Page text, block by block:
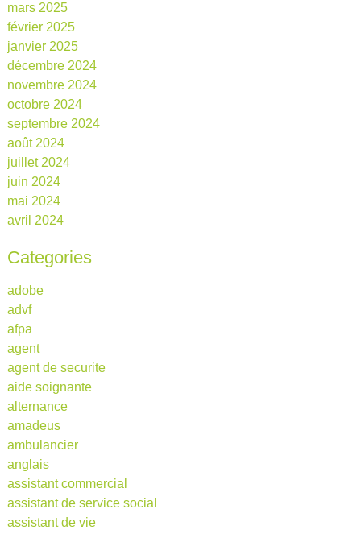
mars 2025
février 2025
janvier 2025
décembre 2024
novembre 2024
octobre 2024
septembre 2024
août 2024
juillet 2024
juin 2024
mai 2024
avril 2024
Categories
adobe
advf
afpa
agent
agent de securite
aide soignante
alternance
amadeus
ambulancier
anglais
assistant commercial
assistant de service social
assistant de vie